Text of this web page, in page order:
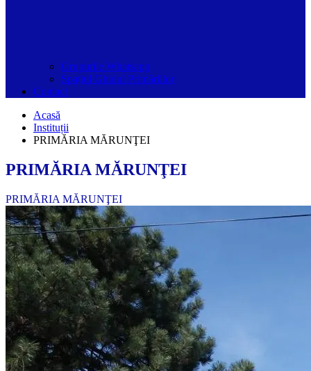
Grupurile Whatsapp
Spațiul Ghidul Primăriilor
Contact
Acasă
Instituții
PRIMĂRIA MĂRUNŢEI
PRIMĂRIA MĂRUNŢEI
PRIMĂRIA MĂRUNŢEI